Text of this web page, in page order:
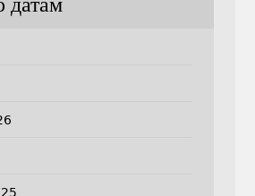
датам